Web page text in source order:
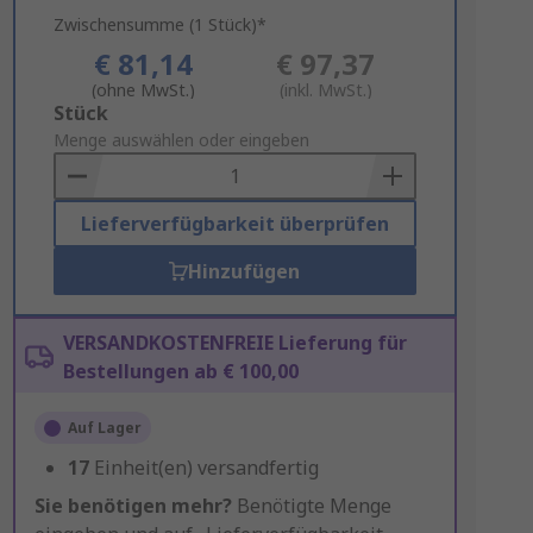
Zwischensumme (1 Stück)*
€ 81,14
(ohne MwSt.)
€ 97,37
(inkl. MwSt.)
Add
to
Basket
Stück
Menge auswählen oder eingeben
Lieferverfügbarkeit überprüfen
Hinzufügen
VERSANDKOSTENFREIE Lieferung für
Bestellungen ab € 100,00
Auf Lager
17 Einheit(en) versandfertig
Sie benötigen mehr? Benötigte Menge